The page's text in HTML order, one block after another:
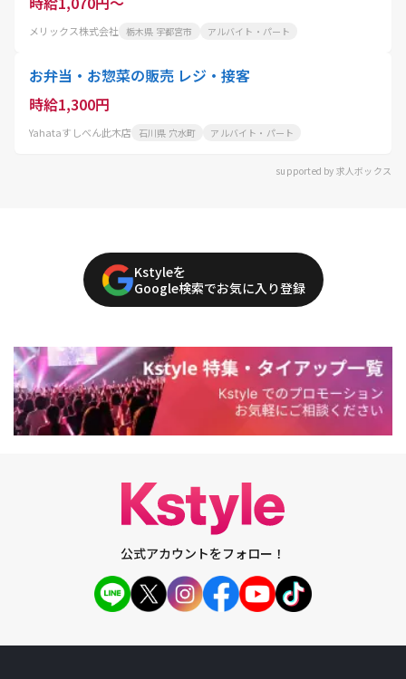
メリックス株式会社 栃木県 宇都宮市 アルバイト・パート
お弁当・お惣菜の販売 レジ・接客
時給1,300円
Yahataすしべん此木店 石川県 穴水町 アルバイト・パート
supported by 求人ボックス
Kstyleを
Google検索でお気に入り登録
公式アカウントをフォロー！